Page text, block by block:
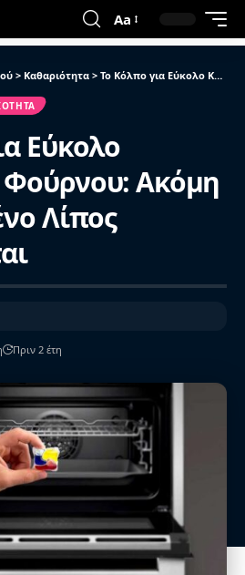
Aa
> Καθαριότητα > Το Κόλπο για Εύκολο Καθάρισμα Φούρνου: Ακόμη και το Καμένο Λίπος Εξαφανίζεται
Εύκολο
Ακόμη
Λίπος
Πριν 2 έτη